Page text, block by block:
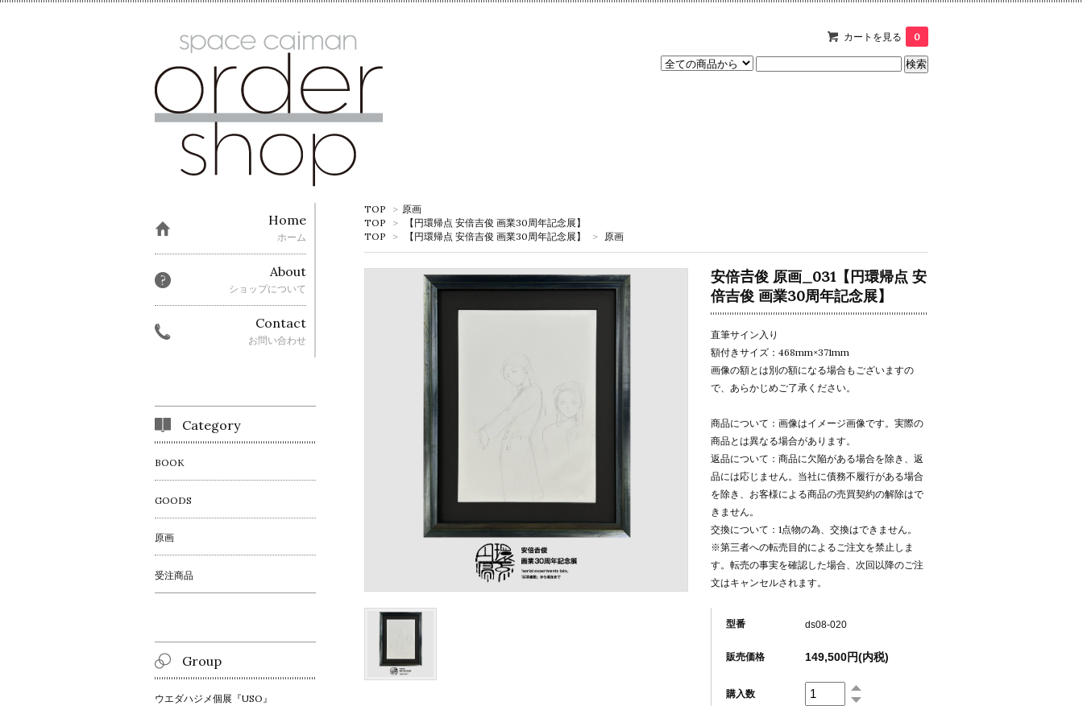
カートを見る 0
TOP > 原画
TOP
>
【円環帰点 安倍吉俊 画業30周年記念展】
TOP
> 【円環帰点 安倍吉俊 画業30周年記念展】 > 原画
安倍𠮷俊 原画_031【円環帰点 安
倍吉俊 画業30周年記念展】
直筆サイン入り
額付きサイズ：468mm×371mm
画像の額とは別の額になる場合もございますの
で、あらかじめご了承ください。
商品について：画像はイメージ画像です。実際の
商品とは異なる場合があります。
返品について：商品に欠陥がある場合を除き、返
品には応じません。当社に債務不履行がある場合
を除き、お客様による商品の売買契約の解除はで
きません。
交換について：1点物の為、交換はできません。
※第三者への転売目的によるご注文を禁止しま
す。転売の事実を確認した場合、次回以降のご注
文はキャンセルされます。
型番 ds08-020
販売価格 149,500円(内税)
購入数
Home
ホーム
About
ショップについて
Contact
お問い合わせ
Category
BOOK
GOODS
原画
受注商品
Group
ウエダハジメ個展『USO』